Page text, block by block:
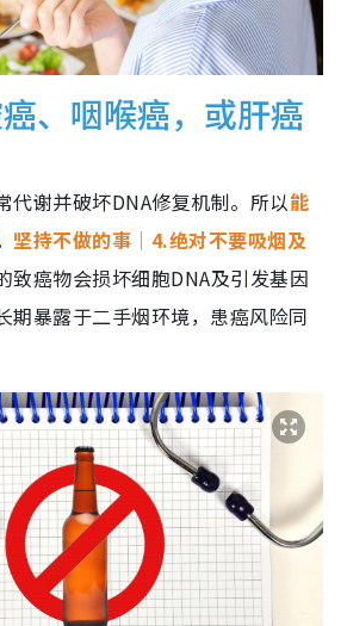
、咽喉癌，或肝癌
代谢并破坏DNA修复机制。所以能
坚持不做的事｜4.绝对不要吸烟及
致癌物会损坏细胞DNA及引发基因
期暴露于二手烟环境，患癌风险同